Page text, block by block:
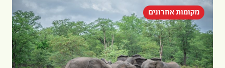
מקומות אחרונים